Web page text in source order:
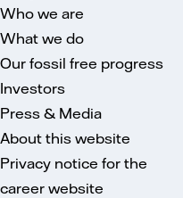
Who we are
What we do
Our fossil free progress
Investors
Press & Media
About this website
Privacy notice for the
career website